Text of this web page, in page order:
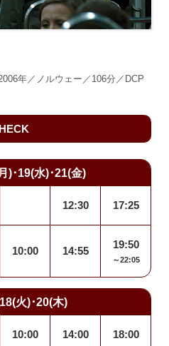
年／ノルウェー／106分／DCP
)･19(水)･21(金)
12:30 17:25
10:00 14:55
19:50
～22:05
火)･20(木)
10:00 14:00 18:00